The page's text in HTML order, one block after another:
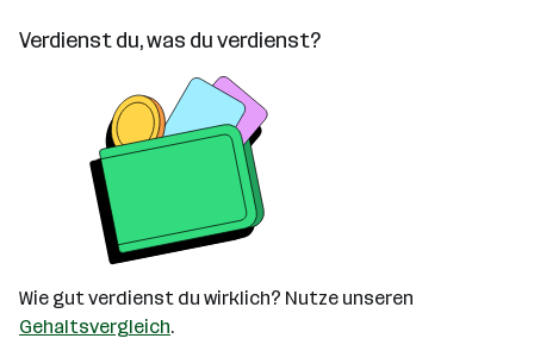
Verdienst du, was du verdienst?
Wie gut verdienst du wirklich? Nutze unseren
Gehaltsvergleich.